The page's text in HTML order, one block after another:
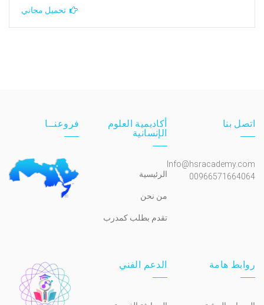
تحميل مجاني
اتصل بنا
Info@hsracademy.com
00966571664064
أكاديمية العلوم
الإنسانية
الرئيسية
من نحن
تقدم بطلب كمدرب
فروعنــا
روابط هامة الدعم الفني